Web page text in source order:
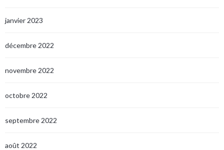
janvier 2023
décembre 2022
novembre 2022
octobre 2022
septembre 2022
août 2022